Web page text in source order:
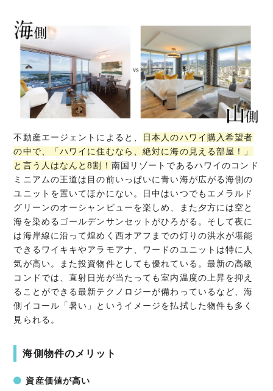
不動産エージェントによると、
日本人のハワイ購入希望者
の中で、「ハワイに住むなら、絶対に海の見える部屋！」
と言う人はなんと8割！ 南国リゾートであるハワイのコンド
ミニアムの王道は目の前いっぱいに青い海が広がる海側の
ユニットを置いてほかにない。日中はいつでもエメラルド
グリーンのオーシャンビューを楽しめ、また夕方には空と
海を染めるゴールデンサンセットがひろがる。そして夜に
は海岸線に沿って煌めく西オアフまでの灯りの洪水が堪能
できるワイキキやアラモアナ、ワードのユニットは特に人
気が高い。また投資物件としても優れている。最新の高級
コンドでは、直射日光が当たっても室内温度の上昇を抑え
ることができる最新テクノロジーが備わっているなど、海
側イコール「暑い」というイメージを払拭した物件も多く
見られる。
海側物件のメリット
資産価値が高い